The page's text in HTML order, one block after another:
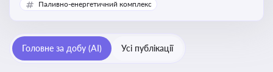
стабільність
Паливно-енергетичний комплекс
Головне за добу (AI) Усі публікації